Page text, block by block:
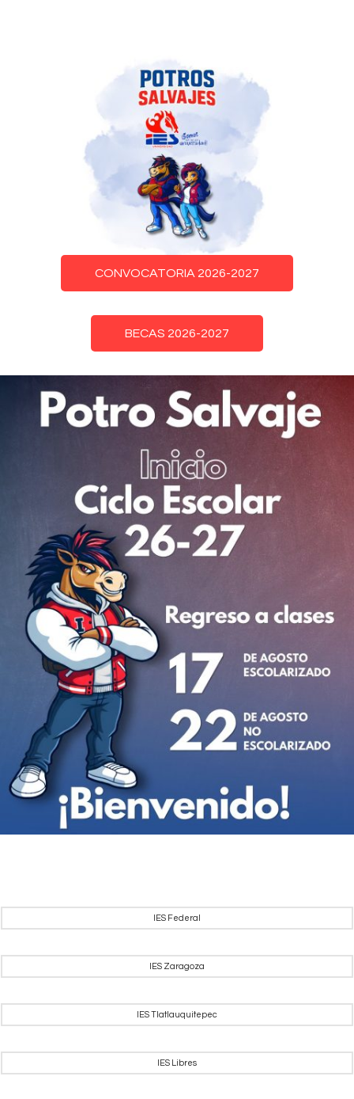
CONVOCATORIA 2026-2027
BECAS 2026-2027
IES Federal
IES Zaragoza
IES Tlatlauquitepec
IES Libres